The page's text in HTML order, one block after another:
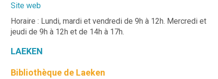
Site web
Horaire : Lundi, mardi et vendredi de 9h à 12h. Mercredi et
jeudi de 9h à 12h et de 14h à 17h.
LAEKEN
Bibliothèque de Laeken